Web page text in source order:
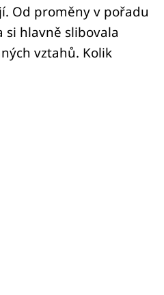
Od proměny v pořadu
si hlavně slibovala
vztahů. Kolik